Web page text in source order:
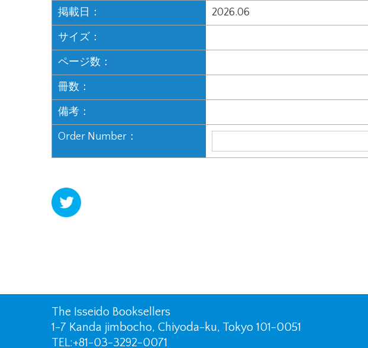
掲載日： 2026.06
サイズ：
ページ数：
冊数：
備考：
Order Number：
ツイー
ト
The Isseido Booksellers
1-7 Kanda jimbocho, Chiyoda-ku, Tokyo 101-0051
TEL:+81-03-3292-0071